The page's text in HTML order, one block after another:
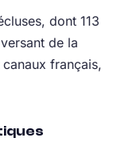
dont 113
de la
français,